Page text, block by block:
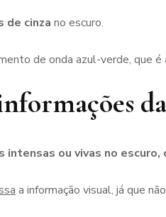
de cinza no escuro.
de onda azul-verde, que é
ou vivas no escuro,
a informação visual, já que